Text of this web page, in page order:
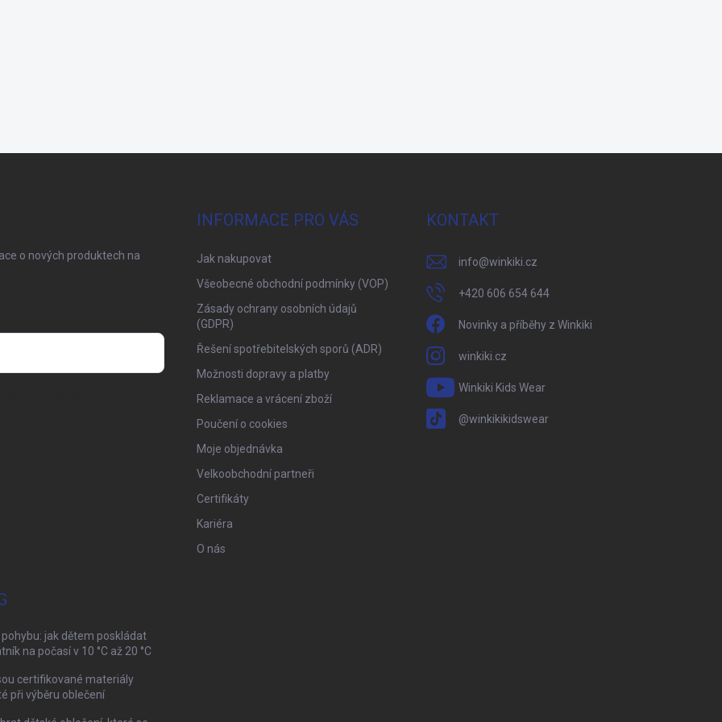
o nových produktech na
INFORMACE PRO VÁS
Jak nakupovat
Všeobecné obchodní podmínky (VOP)
Zásady ochrany osobních údajů
(GDPR)
Řešení spotřebitelských sporů (ADR)
Možnosti dopravy a platby
Reklamace a vrácení zboží
Poučení o cookies
Moje objednávka
Velkoobchodní partneři
Certifikáty
Kariéra
O nás
KONTAKT
info@winkiki.cz
+420 606 654 644
Novinky a příběhy z Winkiki
winkiki.cz
Winkiki Kids Wear
@winkikikidswear
jak dětem poskládat
na počasí v 10 °C až 20 °C
certifikované materiály
při výběru oblečení